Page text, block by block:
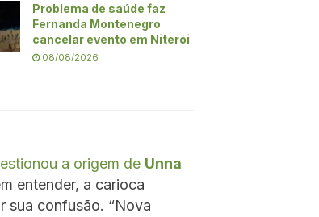
Problema de saúde faz
Fernanda Montenegro
cancelar evento em Niterói
08/08/2026
a origem de Unna
entender, a carioca
sua confusão. “Nova